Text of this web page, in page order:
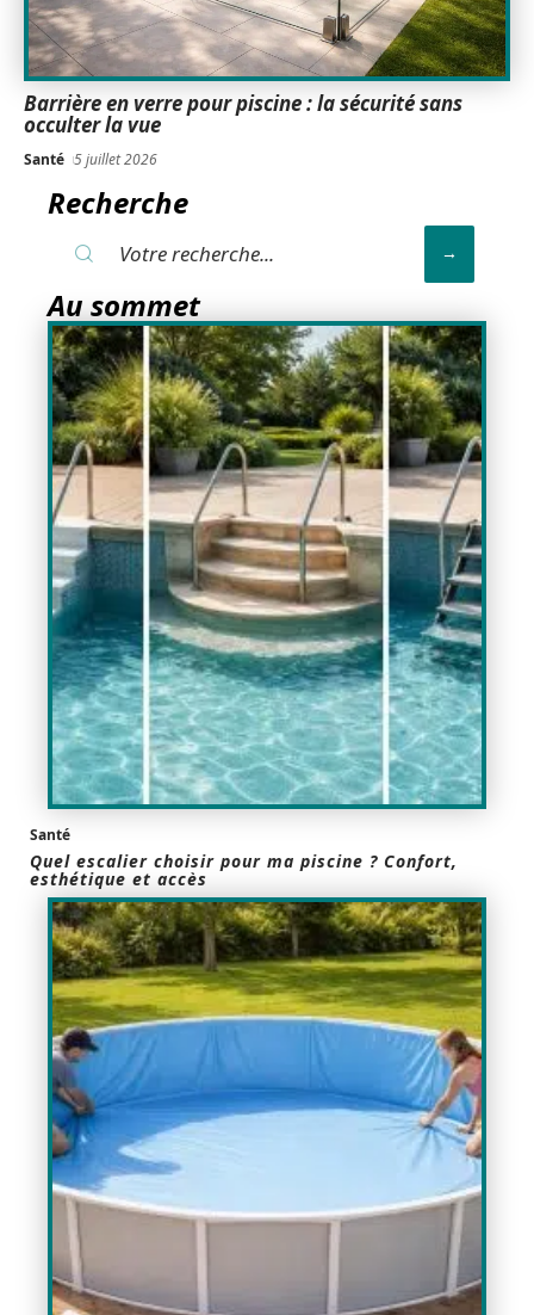
Barrière en verre pour piscine : la sécurité sans
occulter la vue
Santé 5 juillet 2026
Recherche
Au sommet
Santé
Quel escalier choisir pour ma piscine ? Confort,
esthétique et accès